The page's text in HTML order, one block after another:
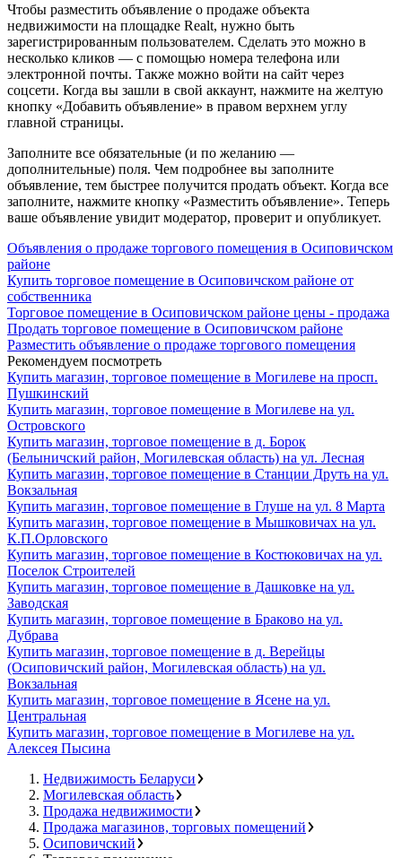
Чтобы разместить объявление о продаже объекта
недвижимости на площадке Realt, нужно быть
зарегистрированным пользователем. Сделать это можно в
несколько кликов — с помощью номера телефона или
электронной почты. Также можно войти на сайт через
соцсети. Когда вы зашли в свой аккаунт, нажмите на желтую
кнопку «Добавить объявление» в правом верхнем углу
главной страницы.
Заполните все обязательные (и по желанию —
дополнительные) поля. Чем подробнее вы заполните
объявление, тем быстрее получится продать объект. Когда все
заполните, нажмите кнопку «Разместить объявление». Теперь
ваше объявление увидит модератор, проверит и опубликует.
Объявления о продаже торгового помещения в Осиповичском
районе
Купить торговое помещение в Осиповичском районе от
собственника
Торговое помещение в Осиповичском районе цены - продажа
Продать торговое помещение в Осиповичском районе
Разместить объявление о продаже торгового помещения
Рекомендуем посмотреть
Купить магазин, торговое помещение в Могилеве на просп.
Пушкинский
Купить магазин, торговое помещение в Могилеве на ул.
Островского
Купить магазин, торговое помещение в д. Борок
(Белыничский район, Могилевская область) на ул. Лесная
Купить магазин, торговое помещение в Станции Друть на ул.
Вокзальная
Купить магазин, торговое помещение в Глуше на ул. 8 Марта
Купить магазин, торговое помещение в Мышковичах на ул.
К.П.Орловского
Купить магазин, торговое помещение в Костюковичах на ул.
Поселок Строителей
Купить магазин, торговое помещение в Дашковке на ул.
Заводская
Купить магазин, торговое помещение в Браково на ул.
Дубрава
Купить магазин, торговое помещение в д. Верейцы
(Осиповичский район, Могилевская область) на ул.
Вокзальная
Купить магазин, торговое помещение в Ясене на ул.
Центральная
Купить магазин, торговое помещение в Могилеве на ул.
Алексея Пысина
Недвижимость Беларуси
Могилевская область
Продажа недвижимости
Продажа магазинов, торговых помещений
Осиповичский